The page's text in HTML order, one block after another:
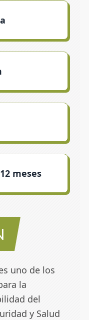
meses
uno de los
la
del
y Salud